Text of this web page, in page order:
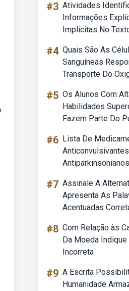
#3 Atividades
Informações
Implícitas No
#4 Quais São As
Sanguíneas
Transporte Do
#5 Os Alunos Com
Habilidades
Fazem Parte Do
#6 Lista De
#7 Assinale A
Apresenta As
Acentuadas
#8 Com Relação às
Da Moeda
Incorreta
#9 A Escrita
Humanidade